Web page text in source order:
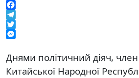
Facebook
Telegram
Twitter
Днями політичний діяч, член
Китайської Народної